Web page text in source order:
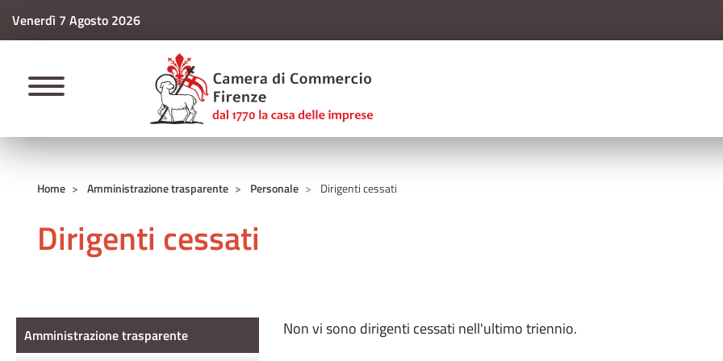
Venerdì 7 Agosto 2026
CAMERE DI COMMERCIO D'ITALIA
Home Amministrazione trasparente Personale Dirigenti cessati
Dirigenti cessati
Non vi sono dirigenti cessati nell'ultimo triennio.
Amministrazione Trasparente
Amministrazione trasparente